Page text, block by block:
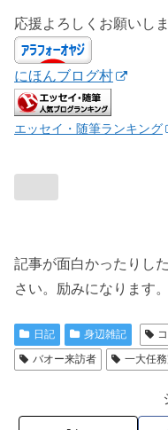
応援よろしくお願いしま
にほんブログ村
エッセイ・随筆ランキング
記事が面白かったりし
さい。励みになります
日記 身辺雑記
バオー来訪者
一大任